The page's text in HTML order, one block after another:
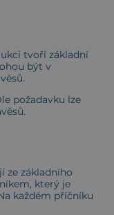
tvoří základní
být v
požadavku lze
ze základního
který je
každém příčníku